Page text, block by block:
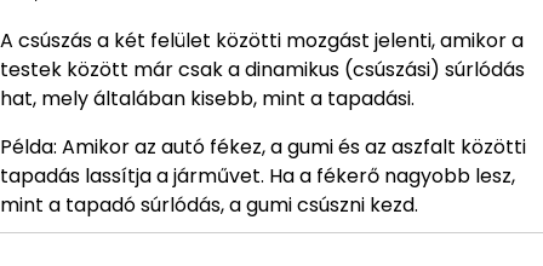
A csúszás a két felület közötti mozgást jelenti, amikor a
testek között már csak a dinamikus (csúszási) súrlódás
hat, mely általában kisebb, mint a tapadási.
Példa: Amikor az autó fékez, a gumi és az aszfalt közötti
tapadás lassítja a járművet. Ha a fékerő nagyobb lesz,
mint a tapadó súrlódás, a gumi csúszni kezd.